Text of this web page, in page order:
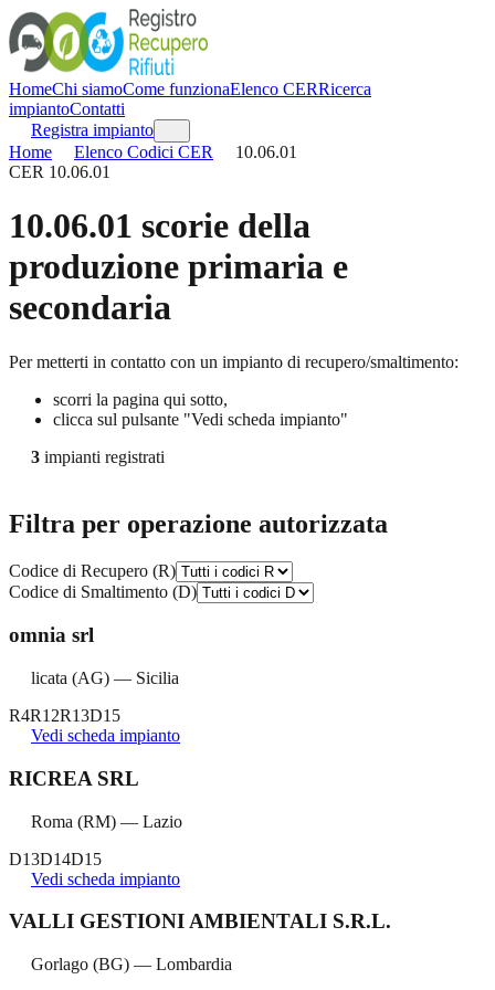
HomeChi siamoCome funzionaElenco CERRicerca
impiantoContatti
Registra impianto
Home
Elenco Codici CER
10.06.01
CER 10.06.01
10.06.01 scorie della
produzione primaria e
secondaria
Per metterti in contatto con un impianto di recupero/smaltimento:
scorri la pagina qui sotto,
clicca sul pulsante "Vedi scheda impianto"
3 impianti registrati
Filtra per operazione autorizzata
Codice di Recupero (R)
Codice di Smaltimento (D)
omnia srl
licata (AG) — Sicilia
R4R12R13D15
Vedi scheda impianto
RICREA SRL
Roma (RM) — Lazio
D13D14D15
Vedi scheda impianto
VALLI GESTIONI AMBIENTALI S.R.L.
Gorlago (BG) — Lombardia